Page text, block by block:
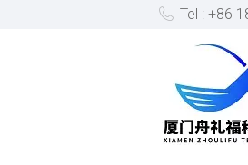
Tel : +86
PEÇAS